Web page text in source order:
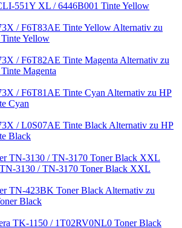
551Y XL / 6446B001 Tinte Yellow
Alternativ zu
Yellow
Alternativ zu
Magenta
Alternativ zu HP
Cyan
Alternativ zu HP
Black
3130 / TN-3170 Toner Black XXL
Alternativ zu
Black